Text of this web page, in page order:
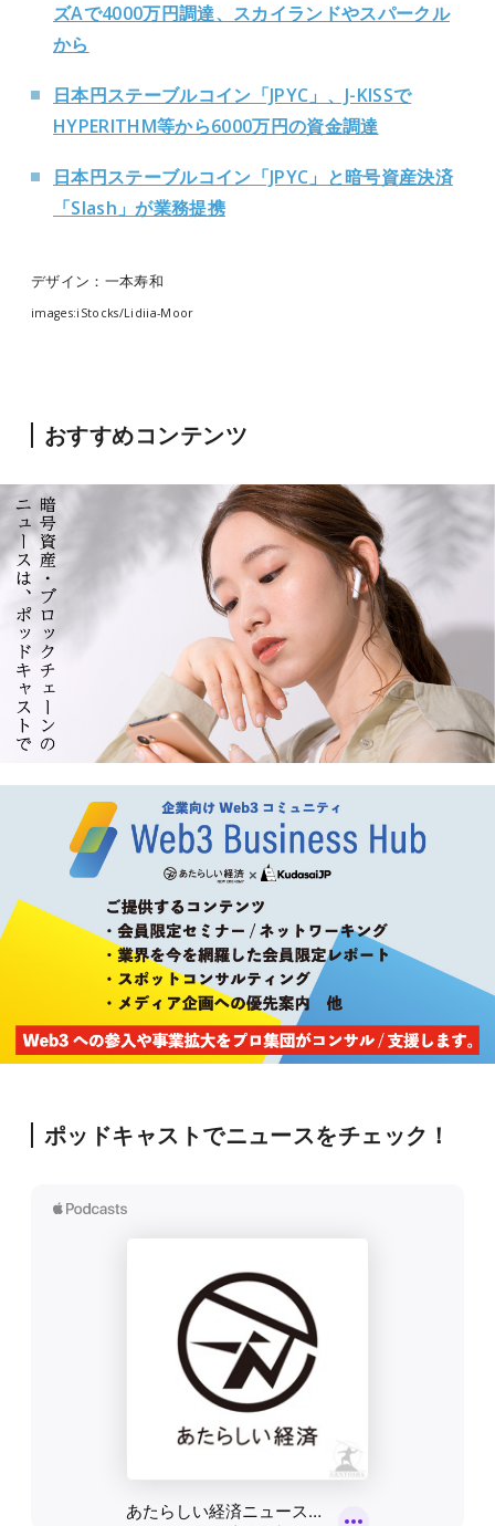
ズAで4000万円調達、スカイランドやスパークル
から
日本円ステーブルコイン「JPYC」、J-KISSで
HYPERITHM等から6000万円の資金調達
日本円ステーブルコイン「JPYC」と暗号資産決済
「Slash」が業務提携
デザイン：一本寿和
images:iStocks/Lidiia-Moor
おすすめコンテンツ
ポッドキャストでニュースをチェック！